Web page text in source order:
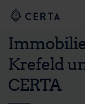
Krefeld
CERTA